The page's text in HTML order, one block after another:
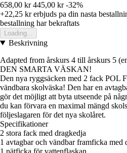
658,00 kr 445,00 kr -32%
+22,25 krerbjuds pa din nasta
bestallning har bekraftats
Loading...
Beskrivning
Adapted from årskurs 4 till årskurs 5
DEN SMARTA VÄSKAN!
Den nya ryggsäcken med 2 fack POL
vändbara skolväska! Den har en
gör det möjligt att byta utseende på
du kan förvara en maximal mängd
följeslagaren för det nya skolåret.
Specifikationer
2 stora fack med dragkedja
1 avtagbar och vändbar framficka med